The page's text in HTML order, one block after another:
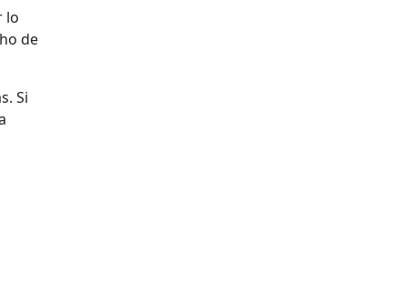
lo
de
Si